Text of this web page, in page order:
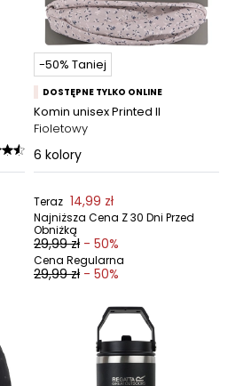
-50% Taniej
DOSTĘPNE TYLKO ONLINE
Komin unisex Printed II
Fioletowy
6 kolory
Teraz 14,99 zł
Najniższa Cena Z 30 Dni Przed
Obniżką
29,99 zł - 50%
Cena Regularna
29,99 zł - 50%